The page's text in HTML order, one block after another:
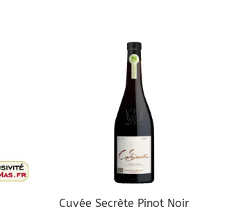
Cuvée Secrète Pinot Noir